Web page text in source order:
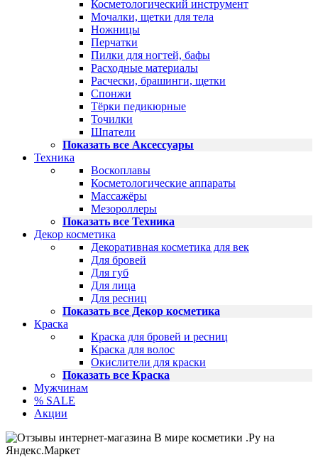
Косметологический инструмент
Мочалки, щетки для тела
Ножницы
Перчатки
Пилки для ногтей, бафы
Расходные материалы
Расчески, брашинги, щетки
Спонжи
Тёрки педикюрные
Точилки
Шпатели
Показать все Аксессуары
Техника
Воскоплавы
Косметологические аппараты
Массажёры
Мезороллеры
Показать все Техника
Декор косметика
Декоративная косметика для век
Для бровей
Для губ
Для лица
Для ресниц
Показать все Декор косметика
Краска
Краска для бровей и ресниц
Краска для волос
Окислители для краски
Показать все Краска
Мужчинам
% SALE
Акции